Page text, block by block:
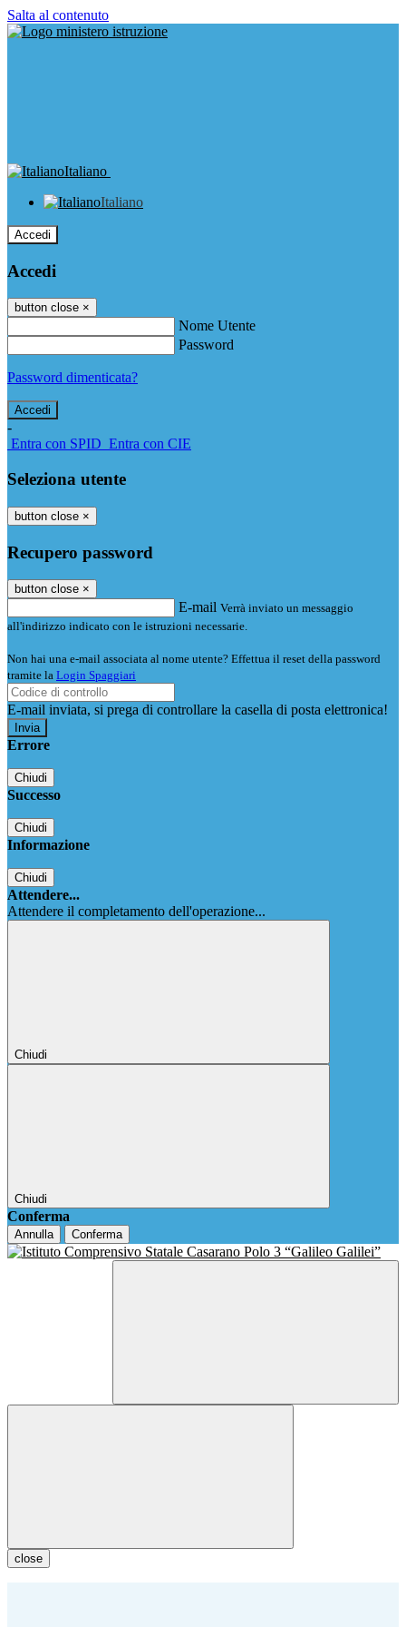
Salta al contenuto
Italiano
Italiano
Accedi
Accedi
button close ×
Nome Utente
Password
Password dimenticata?
-
Entra con SPID Entra con CIE
Seleziona utente
button close ×
Recupero password
button close ×
E-mail Verrà inviato un messaggio
all'indirizzo indicato con le istruzioni necessarie.
Non hai una e-mail associata al nome utente? Effettua il reset della password
tramite la Login Spaggiari
E-mail inviata, si prega di controllare la casella di posta elettronica!
Errore
Chiudi
Successo
Chiudi
Informazione
Chiudi
Attendere...
Attendere il completamento dell'operazione...
Chiudi
Chiudi
Conferma
Annulla Conferma
close